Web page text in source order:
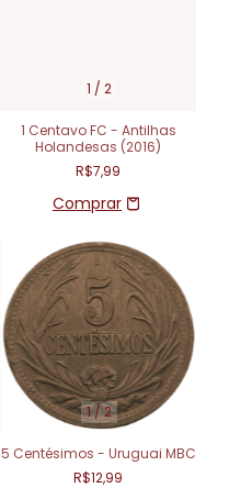
1 / 2
1 Centavo FC - Antilhas
Holandesas (2016)
R$7,99
1/2
5 Centésimos - Uruguai MBC
R$12,99